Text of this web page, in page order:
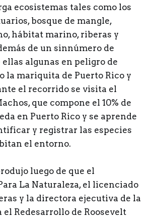
ecosistemas tales como los
bosque de mangle,
hábitat marino, riberas y
de un sinnúmero de
ellas algunas en peligro de
la mariquita de Puerto Rico y
el recorrido se visita el
que compone el 10% de
en Puerto Rico y se aprende
y registrar las especies
el entorno.
luego de que el
La Naturaleza, el licenciado
y la directora ejecutiva de la
Redesarrollo de Roosevelt